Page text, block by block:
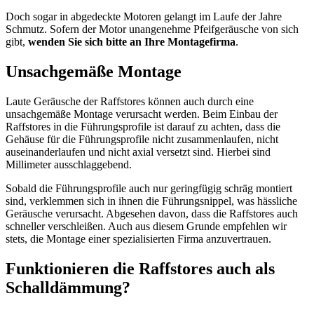
Doch sogar in abgedeckte Motoren gelangt im Laufe der Jahre
Schmutz. Sofern der Motor unangenehme Pfeifgeräusche von sich
gibt, wenden Sie sich bitte an Ihre Montagefirma.
Unsachgemäße Montage
Laute Geräusche der Raffstores können auch durch eine
unsachgemäße Montage verursacht werden. Beim Einbau der
Raffstores in die Führungsprofile ist darauf zu achten, dass die
Gehäuse für die Führungsprofile nicht zusammenlaufen, nicht
auseinanderlaufen und nicht axial versetzt sind. Hierbei sind
Millimeter ausschlaggebend.
Sobald die Führungsprofile auch nur geringfügig schräg montiert
sind, verklemmen sich in ihnen die Führungsnippel, was hässliche
Geräusche verursacht. Abgesehen davon, dass die Raffstores auch
schneller verschleißen. Auch aus diesem Grunde empfehlen wir
stets, die Montage einer spezialisierten Firma anzuvertrauen.
Funktionieren die Raffstores auch als
Schalldämmung?